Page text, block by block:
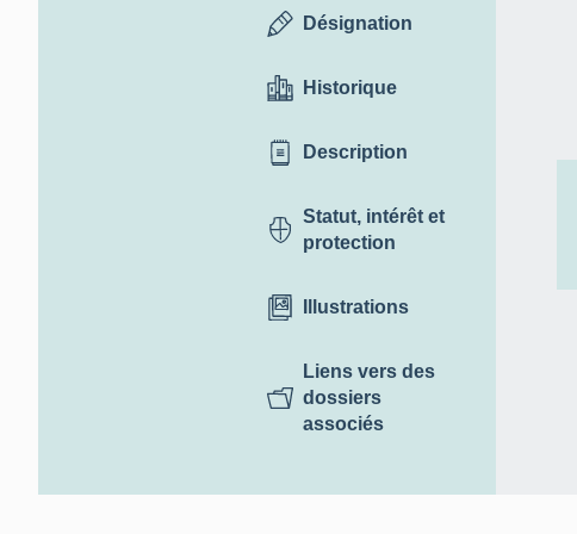
Désignation
Historique
Description
Statut, intérêt et
protection
Illustrations
Liens vers des
dossiers
associés